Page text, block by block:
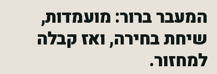
המעבר ברור: מועמדות,
שיחת בחירה, ואז קבלה
למחזור.